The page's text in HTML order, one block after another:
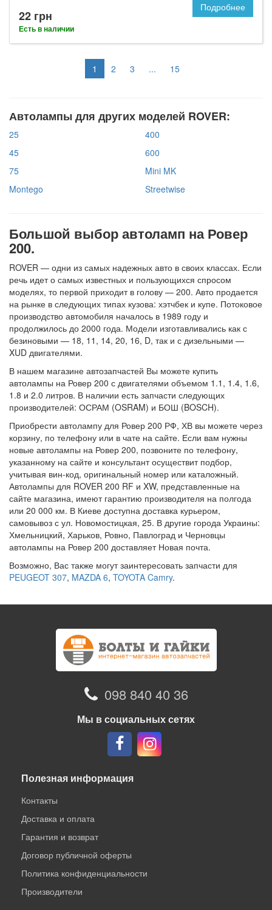
22 грн
Есть в наличии
Подробнее
1 2 3 ... 15
Автолампы для других моделей ROVER:
25
400
45
600
75
Mini MK
Montego
Streetwise
Большой выбор автоламп на Ровер
200.
ROVER — одни из самых надежных авто в своих классах. Если
речь идет о самых известных и пользующихся спросом
моделях, то первой приходит в голову — 200. Авто продается
на рынке в следующих типах кузова: хэтчбек и купе. Потоковое
производство автомобиля началось в 1989 году и
продолжилось до 2000 года. Модели изготавливались как с
безиновыми — 18, 11, 14, 20, 16, D, так и с дизельными —
XUD двигателями.
В нашем магазине автозапчастей Вы можете купить
автолампы на Ровер 200 с двигателями объемом 1.1, 1.4, 1.6,
1.8 и 2.0 литров. В наличии есть запчасти следующих
производителей: ОСРАМ (OSRAM) и БОШ (BOSCH).
Приобрести автолампу для Ровер 200 РФ, ХВ вы можете через
корзину, по телефону или в чате на сайте. Если вам нужны
новые автолампы на Ровер 200, позвоните по телефону,
указанному на сайте и консультант осуществит подбор,
учитывая вин-код, оригинальный номер или каталожный.
Автолампы для ROVER 200 RF и XW, представленные на
сайте магазина, имеют гарантию производителя на полгода
или 20 000 км. В Киеве доступна доставка курьером,
самовывоз с ул. Новомостицкая, 25. В другие города Украины:
Хмельницкий, Харьков, Ровно, Павлоград и Черновцы
автолампы на Ровер 200 доставляет Новая почта.
Возможно, Вас также могут заинтересовать запчасти для
PEUGEOT 307, MAZDA 6, TOYOTA Camry.
098 840 40 36
Мы в социальных сетях
Полезная информация
Контакты
Доставка и оплата
Гарантия и возврат
Договор публичной оферты
Политика конфиденциальности
Производители